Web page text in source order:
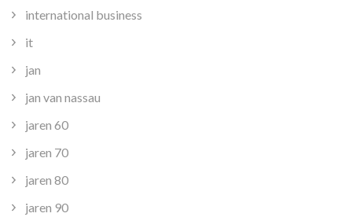
international business
it
jan
jan van nassau
jaren 60
jaren 70
jaren 80
jaren 90